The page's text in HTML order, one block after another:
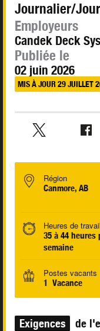
Journalier/
Employeurs
Candek Deck
Publiée le
02 juin 2026
MIS À JOUR 29 JUILLET
Région
Canmore, AB
Heures de travail
35 à 44 heures
semaine
Postes vacants
1 Vacance
Exigences de